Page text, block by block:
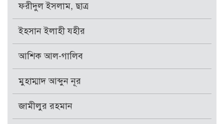
ফরীদুল ইসলাম, ছাত্র
ইহসান ইলাহী যহীর
আশিক আল-গালিব
মুহাম্মাদ আব্দুন নূর
জামীলুর রহমান